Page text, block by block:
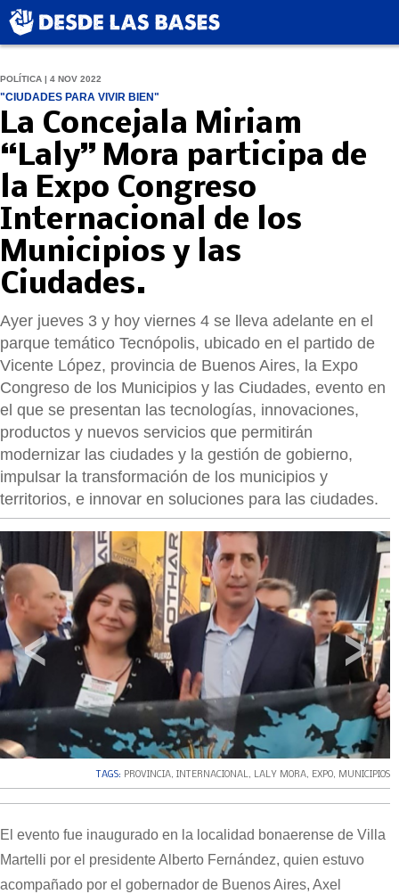
POLÍTICA | 4 NOV 2022
"CIUDADES PARA VIVIR BIEN"
La Concejala Miriam
“Laly” Mora participa de
la Expo Congreso
Internacional de los
Municipios y las
Ciudades.
Ayer jueves 3 y hoy viernes 4 se lleva adelante en el
parque temático Tecnópolis, ubicado en el partido de
Vicente López, provincia de Buenos Aires, la Expo
Congreso de los Municipios y las Ciudades, evento en
el que se presentan las tecnologías, innovaciones,
productos y nuevos servicios que permitirán
modernizar las ciudades y la gestión de gobierno,
impulsar la transformación de los municipios y
territorios, e innovar en soluciones para las ciudades.
‹ ›
TAGS: PROVINCIA, INTERNACIONAL, LALY MORA, EXPO, MUNICIPIOS
El evento fue inaugurado en la localidad bonaerense de Villa
Martelli por el presidente Alberto Fernández, quien estuvo
acompañado por el gobernador de Buenos Aires, Axel